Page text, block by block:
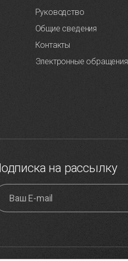
Руководство
Общие сведения
Контакты
Электронные обращения
на рассылку